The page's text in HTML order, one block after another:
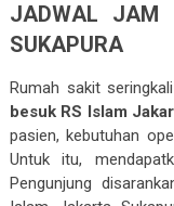
JADWAL JAM
SUKAPURA
Rumah sakit
besuk RS Islam
pasien, kebutuhan
Untuk itu,
Pengunjung